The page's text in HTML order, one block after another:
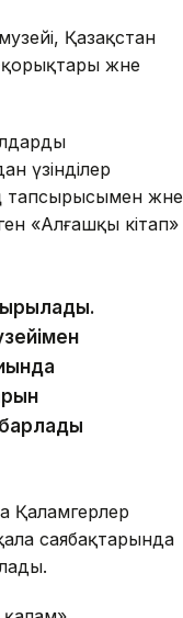
Қазақстан
және
үзінділер
тапсырысымен және
«Алғашқы кітап»
Қаламгерлер
саябақтарында